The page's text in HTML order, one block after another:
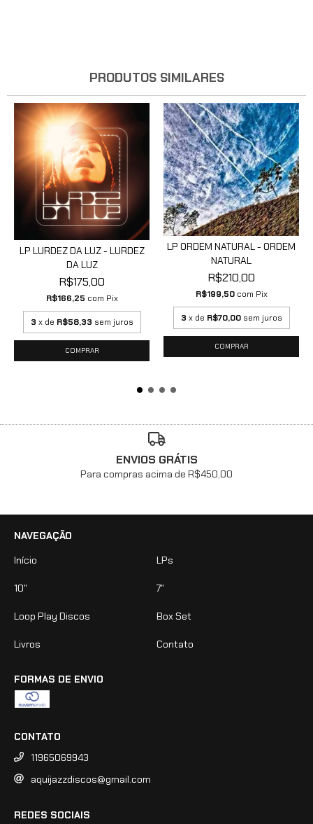
PRODUTOS SIMILARES
LP LURDEZ DA LUZ - LURDEZ
DA LUZ
R$175,00
R$166,25 com Pix
3 x de R$58,33 sem juros
LP ORDEM NATURAL - ORDEM
NATURAL
R$210,00
R$199,50 com Pix
3 x de R$70,00 sem juros
ENVIOS GRÁTIS
Para compras acima de R$450,00
NAVEGAÇÃO
Início
LPs
10" 7"
Loop Play Discos Box Set
Livros Contato
FORMAS DE ENVIO
CONTATO
11965069943
aquijazzdiscos@gmail.com
REDES SOCIAIS